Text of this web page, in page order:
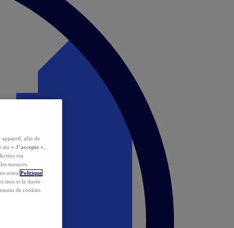
appareil, afin de
sur « J’accepte »
via
mesures
notre Politique
tiers et la durée
de cookies